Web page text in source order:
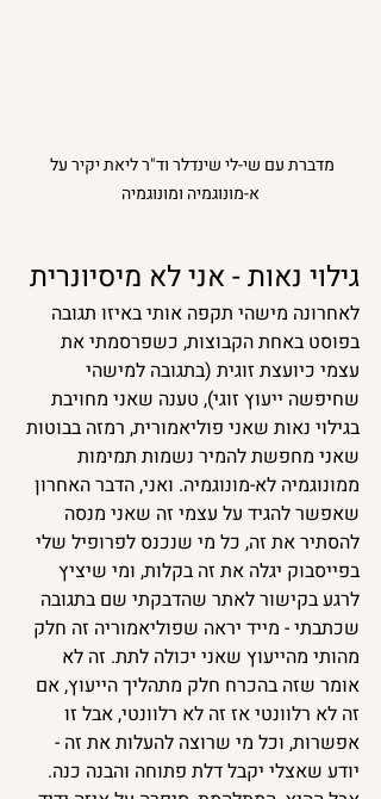
מדברת עם שי-לי שינדלר וד"ר ליאת יקיר על
א-מונוגמיה ומונוגמיה
גילוי נאות - אני לא מיסיונרית
לאחרונה מישהי תקפה אותי באיזו תגובה
בפוסט באחת הקבוצות, כשפרסמתי את
עצמי כיועצת זוגית (בתגובה למישהי
שחיפשה ייעוץ זוגי), טענה שאני מחויבת
בגילוי נאות שאני פוליאמורית, רמזה בבוטות
שאני מחפשת להמיר נשמות תמימות
ממונוגמיה לא-מונוגמיה. ואני, הדבר האחרון
שאפשר להגיד על עצמי זה שאני מנסה
להסתיר את זה, כל מי שנכנס לפרופיל שלי
בפייסבוק יגלה את זה בקלות, ומי שיציץ
לרגע בקישור לאתר שהדבקתי שם בתגובה
שכתבתי - מייד יראה שפוליאמוריה זה חלק
מהותי מהייעוץ שאני יכולה לתת. זה לא
אומר שזה בהכרח חלק מתהליך הייעוץ, אם
זה לא רלוונטי אז זה לא רלוונטי, אבל זו
אפשרות, וכל מי שרוצה להעלות את זה -
יודע שאצלי יקבל דלת פתוחה והבנה כנה.